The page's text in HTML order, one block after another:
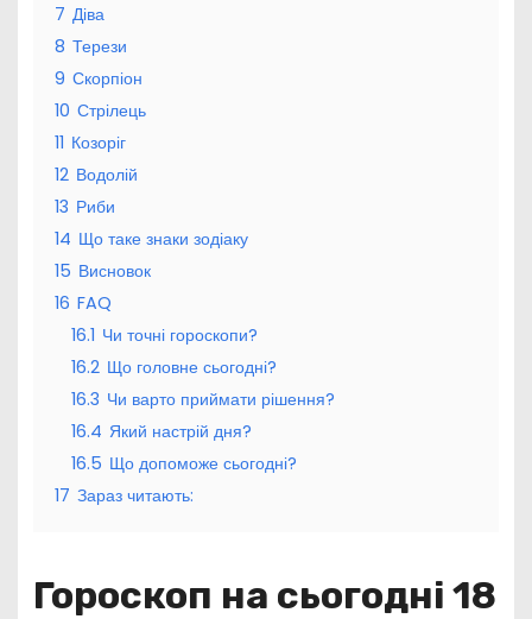
7 Діва
8 Терези
9 Скорпіон
10 Стрілець
11 Козоріг
12 Водолій
13 Риби
14 Що таке знаки зодіаку
15 Висновок
16 FAQ
16.1 Чи точні гороскопи?
16.2 Що головне сьогодні?
16.3 Чи варто приймати рішення?
16.4 Який настрій дня?
16.5 Що допоможе сьогодні?
17 Зараз читають:
Гороскоп на сьогодні 18